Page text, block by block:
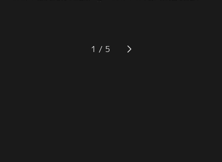
会った時の事を思い出す。13年前、
をずっと見ている事に気付いて訝し
む。この後も新一は蘭をひいきする
を見に行き、停車中のバンの中で運
転手が園児の写真を撮り、ニタリと
1